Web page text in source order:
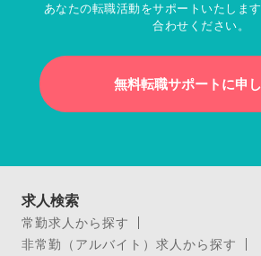
あなたの転職活動をサポートいたしま
合わせください。
無料転職サポートに申
求人検索
常勤求人から探す
非常勤（アルバイト）求人から探す